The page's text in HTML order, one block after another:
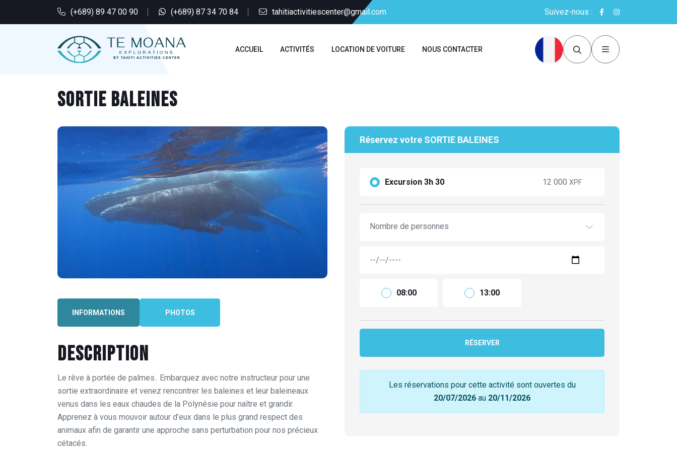
(+689) 89 47 00 90 (+689) 87 34 70 84 tahitiactivitiescenter@gmail.com Suivez-nous :
ACCUEIL ACTIVITÉS LOCATION DE VOITURE NOUS CONTACTER
SORTIE BALEINES
INFORMATIONS PHOTOS
Description
Le rêve à portée de palmes.. Embarquez avec notre instructeur pour une
sortie extraordinaire et venez rencontrer les baleines et leur baleineaux
venus dans les eaux chaudes de la Polynésie pour naître et grandir.
Apprenez à vous mouvoir autour d’eux dans le plus grand respect des
animaux afin de garantir une approche sans perturbation pour nos précieux
cétacés.
Excursion 3h 30
(4pers. min)
16 000 12 000
Réservez votre SORTIE BALEINES
Excursion 3h 30 12 000 XPF
Nombre de personnes
08:00 13:00
RÉSERVER
Les réservations pour cette activité sont ouvertes du
20/07/2026 au 20/11/2026